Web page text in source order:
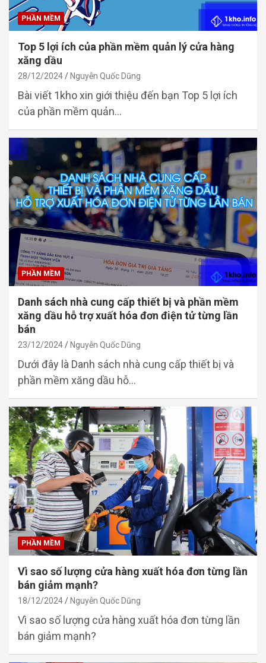
PHẦN MỀM
Top 5 lợi ích của phần mềm quản lý cửa hàng
xăng dầu
28/12/2024 Nguyễn Quốc Dũng
Bài viết 1kho xin giới thiệu đến bạn Top 5 lợi ích
của phần mềm quản…
PHẦN MỀM
Danh sách nhà cung cấp thiết bị và phần mềm
xăng dầu hỗ trợ xuất hóa đơn điện tử từng lần
bán
23/12/2024 Nguyễn Quốc Dũng
Dưới đây là Danh sách nhà cung cấp thiết bị và
phần mềm xăng dầu hỗ…
PHẦN MỀM
Vì sao số lượng cửa hàng xuất hóa đơn từng lần
bán giảm mạnh?
18/12/2024 Nguyễn Quốc Dũng
Vì sao số lượng cửa hàng xuất hóa đơn từng lần
bán giảm mạnh?